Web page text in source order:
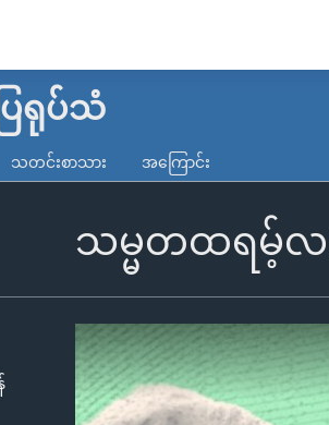
ရုပ်သံ
သတင်းစာသား အကြောင်း
သမ္မတထရမ့်လ